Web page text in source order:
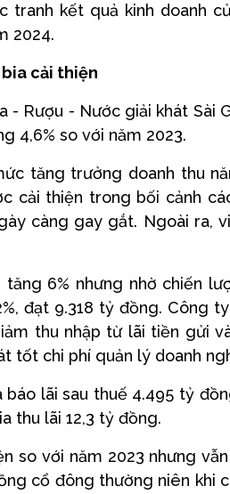
tranh kết quả kinh doanh
2024.
bia cải thiện
- Rượu - Nước giải khát Sài
4,6% so với năm 2023.
tăng trưởng doanh thu
cải thiện trong bối cảnh
càng gay gắt. Ngoài ra,
6% nhưng nhờ chiến
đạt 9.318 tỷ đồng. Công
thu nhập từ lãi tiền gửi
tốt chi phí quản lý doanh
lãi sau thuế 4.495 tỷ
thu lãi 12,3 tỷ đồng.
so với năm 2023 nhưng
cổ đông thường niên khi